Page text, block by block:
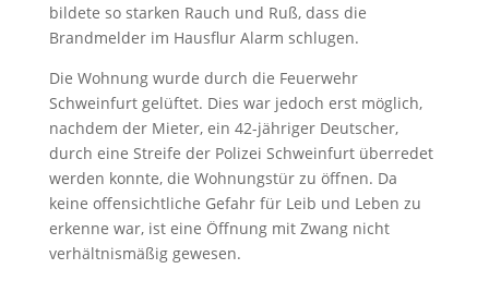
bildete so starken Rauch und Ruß, dass die
Brandmelder im Hausflur Alarm schlugen.
Die Wohnung wurde durch die Feuerwehr
Schweinfurt gelüftet. Dies war jedoch erst möglich,
nachdem der Mieter, ein 42-jähriger Deutscher,
durch eine Streife der Polizei Schweinfurt überredet
werden konnte, die Wohnungstür zu öffnen. Da
keine offensichtliche Gefahr für Leib und Leben zu
erkenne war, ist eine Öffnung mit Zwang nicht
verhältnismäßig gewesen.